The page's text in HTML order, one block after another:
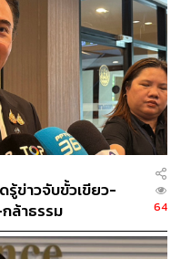
ข่าวจับขั้วเขียว-
ล้าธรรม
64